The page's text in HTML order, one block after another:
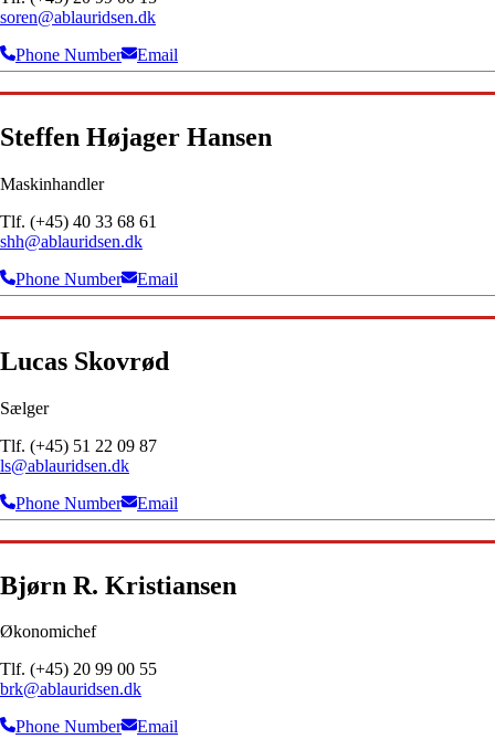
soren@ablauridsen.dk
Phone Number
Email
Steffen Højager Hansen
Maskinhandler
Tlf. (+45) 40 33 68 61
shh@ablauridsen.dk
Phone Number
Email
Lucas Skovrød
Sælger
Tlf. (+45) 51 22 09 87
ls@ablauridsen.dk
Phone Number
Email
Bjørn R. Kristiansen
Økonomichef
Tlf. (+45) 20 99 00 55
brk@ablauridsen.dk
Phone Number
Email